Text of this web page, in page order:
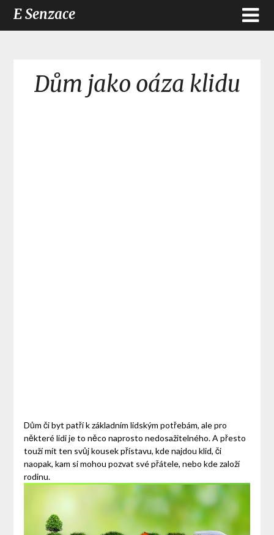
E Senzace
Dům jako oáza klidu
Dům či byt patří k základním lidským potřebám, ale pro
některé lidi je to něco naprosto nedosažitelného. A přesto
touží mít ten svůj kousek přístavu, kde najdou klid, či
naopak, kam si mohou pozvat své přátele, nebo kde založí
rodinu.